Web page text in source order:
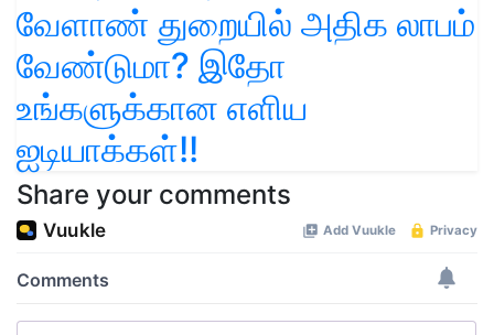
வேளாண் துறையில் அதிக லாபம்
வேண்டுமா? இதோ
உங்களுக்கான எளிய
ஐடியாக்கள்!!
Share your comments